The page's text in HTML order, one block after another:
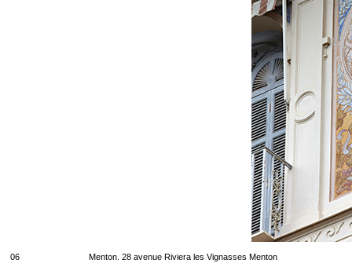
06 Menton. 28 avenue Riviera les Vignasses Menton